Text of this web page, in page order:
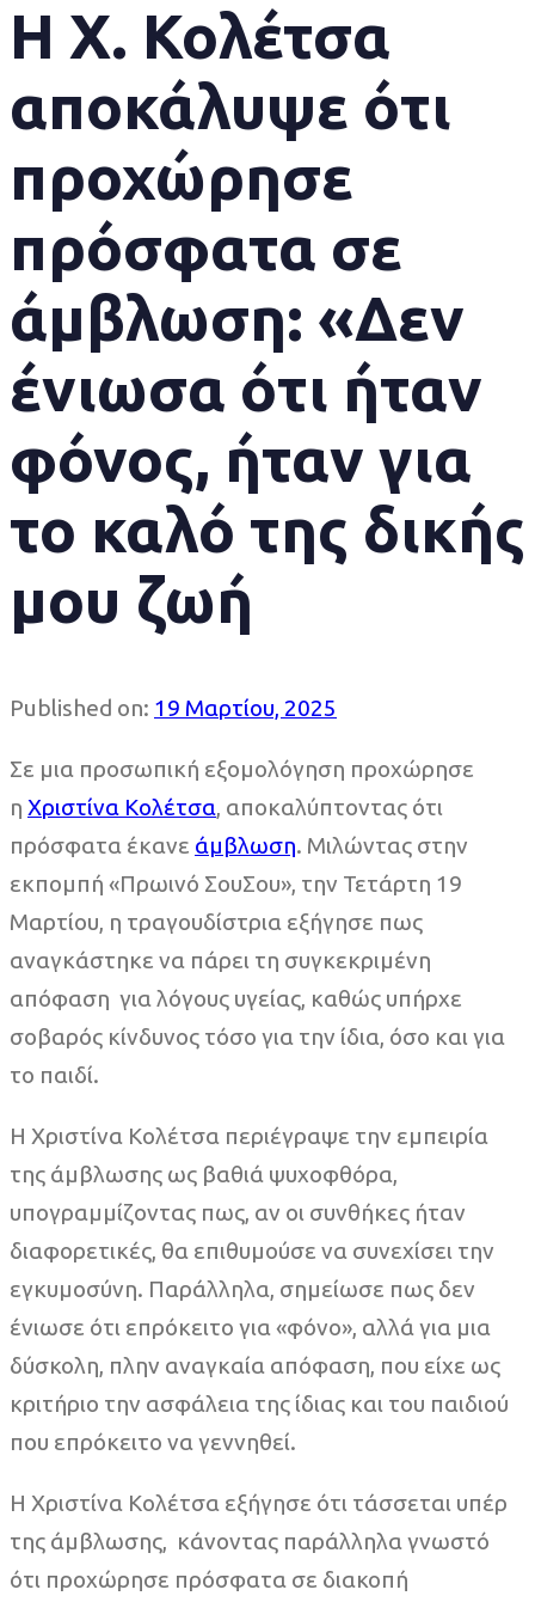
Η Χ. Κολέτσα
αποκάλυψε ότι
προχώρησε
πρόσφατα σε
άμβλωση: «Δεν
ένιωσα ότι ήταν
φόνος, ήταν για
το καλό της δικής
μου ζωή
Published on: 19 Μαρτίου, 2025
Σε μια προσωπική εξομολόγηση προχώρησε
η Χριστίνα Κολέτσα, αποκαλύπτοντας ότι
πρόσφατα έκανε άμβλωση. Μιλώντας στην
εκπομπή «Πρωινό ΣουΣου», την Τετάρτη 19
Μαρτίου, η τραγουδίστρια εξήγησε πως
αναγκάστηκε να πάρει τη συγκεκριμένη
απόφαση για λόγους υγείας, καθώς υπήρχε
σοβαρός κίνδυνος τόσο για την ίδια, όσο και για
το παιδί.
Η Χριστίνα Κολέτσα περιέγραψε την εμπειρία
της άμβλωσης ως βαθιά ψυχοφθόρα,
υπογραμμίζοντας πως, αν οι συνθήκες ήταν
διαφορετικές, θα επιθυμούσε να συνεχίσει την
εγκυμοσύνη. Παράλληλα, σημείωσε πως δεν
ένιωσε ότι επρόκειτο για «φόνο», αλλά για μια
δύσκολη, πλην αναγκαία απόφαση, που είχε ως
κριτήριο την ασφάλεια της ίδιας και του παιδιού
που επρόκειτο να γεννηθεί.
Η Χριστίνα Κολέτσα εξήγησε ότι τάσσεται υπέρ
της άμβλωσης, κάνοντας παράλληλα γνωστό
ότι προχώρησε πρόσφατα σε διακοπή